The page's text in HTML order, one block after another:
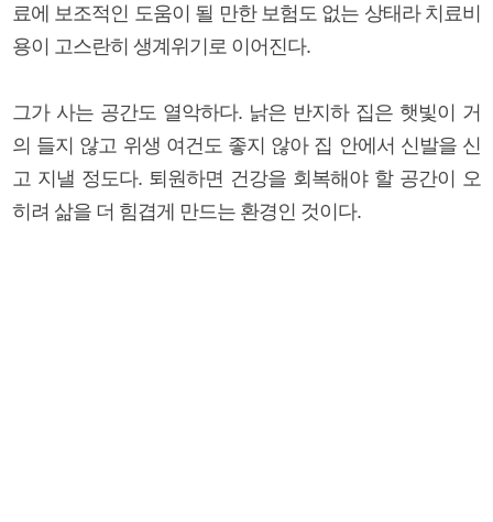
료에 보조적인 도움이 될 만한 보험도 없는 상태라 치료비
용이 고스란히 생계위기로 이어진다.
그가 사는 공간도 열악하다. 낡은 반지하 집은 햇빛이 거
의 들지 않고 위생 여건도 좋지 않아 집 안에서 신발을 신
고 지낼 정도다. 퇴원하면 건강을 회복해야 할 공간이 오
히려 삶을 더 힘겹게 만드는 환경인 것이다.